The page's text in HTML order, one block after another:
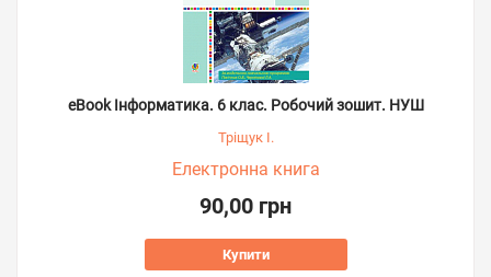
eBook Інформатика. 6 клас. Робочий зошит. НУШ
Тріщук І.
Електронна книга
90,00 грн
Купити